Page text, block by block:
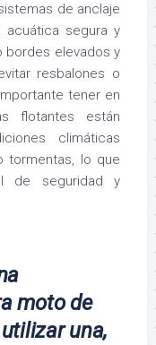
de anclaje
segura y
bordes elevados y
resbalones o
tener en
flotantes están
climáticas
tormentas, lo que
de seguridad y
moto de
una,